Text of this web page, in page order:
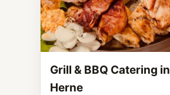
Grill & BBQ Catering in
Herne